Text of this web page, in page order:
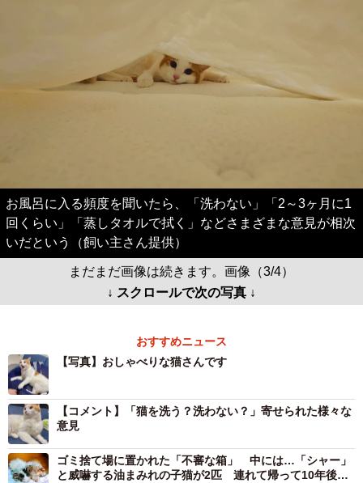
お風呂に入る頻度を聞いたら、「洗わない」「2～3ヶ月に1
回くらい」「蒸しタオルで拭く」などさまざまな意見が相次
いだという（飼い主さん提供）
まだまだ画像は続きます。画像（3/4）
↓ スクロールで次の写真 ↓
おすすめニュース
【写真】おしゃべりな猫さんです
【コメント】「猫を洗う？洗わない？」寄せられた様々な
意見
ゴミ捨て場に置かれた「不審な箱」 中には…「シャー」
と威嚇する油まみれの子猫が2匹 連れて帰って10年後、